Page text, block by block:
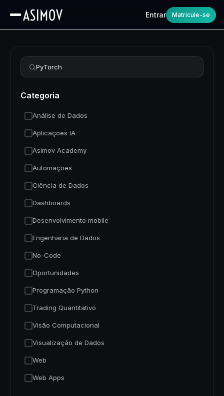
Entrar Matricule-se
Refinar busca
Categoria
Análise de Dados
Aplicações IA
Asimov Academy
Automações
Ciência de Dados
Dashboards
Desenvolvimento mobile
Engenharia de Dados
No-Code
Oportunidades
Programação Python
Trading Quantitativo
Visão Computacional
Visualização de Dados
Web
Web Apps